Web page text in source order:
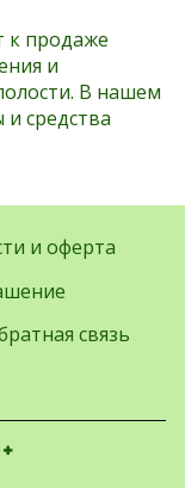
к продаже
и
В нашем
средства
и оферта
связь